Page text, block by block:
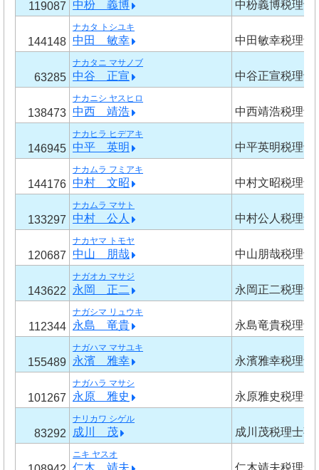
119087 中枌 義博 中枌義博税理士
144148
ナカタ トシユキ
中田 敏幸 中田敏幸税理士
63285
ナカタニ マサノブ
中谷 正宣 中谷正宣税理士
138473
ナカニシ ヤスヒロ
中西 靖浩 中西靖浩税理士
146945
ナカヒラ ヒデアキ
中平 英明 中平英明税理士
144176
ナカムラ フミアキ
中村 文昭 中村文昭税理士
133297
ナカムラ マサト
中村 公人 中村公人税理士
120687
ナカヤマ トモヤ
中山 朋哉 中山朋哉税理士
143622
ナガオカ マサジ
永岡 正二 永岡正二税理士
112344
ナガシマ リュウキ
永島 竜貴 永島竜貴税理士
155489
ナガハマ マサユキ
永濱 雅幸 永濱雅幸税理士
101267
ナガハラ マサシ
永原 雅史 永原雅史税理士
83292
ナリカワ シゲル
成川 茂 成川茂税理士事
ニキ ヤスオ